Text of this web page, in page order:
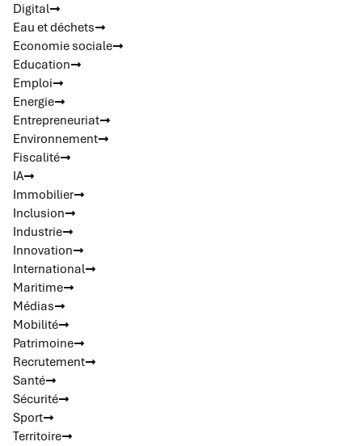
Digital
Eau et déchets
Economie sociale
Education
Emploi
Energie
Entrepreneuriat
Environnement
Fiscalité
IA
Immobilier
Inclusion
Industrie
Innovation
International
Maritime
Médias
Mobilité
Patrimoine
Recrutement
Santé
Sécurité
Sport
Territoire